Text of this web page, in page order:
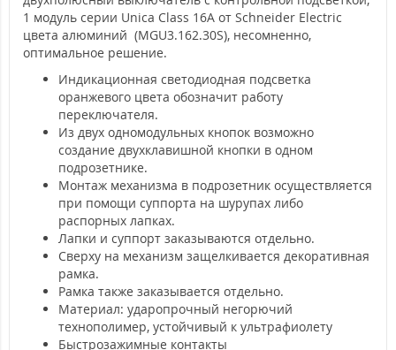
1 модуль серии Unica Class 16А от Schneider Electric
цвета алюминий (MGU3.162.30S), несомненно,
оптимальное решение.
Индикационная светодиодная подсветка
оранжевого цвета обозначит работу
переключателя.
Из двух одномодульных кнопок возможно
создание двухклавишной кнопки в одном
подрозетнике.
Монтаж механизма в подрозетник осуществляется
при помощи суппорта на шурупах либо
распорных лапках.
Лапки и суппорт заказываются отдельно.
Сверху на механизм защелкивается декоративная
рамка.
Рамка также заказывается отдельно.
Материал: ударопрочный негорючий
технополимер, устойчивый к ультрафиолету
Быстрозажимные контакты